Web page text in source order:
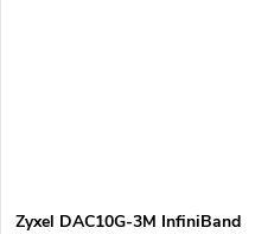
Zyxel DAC10G-3M InfiniBand